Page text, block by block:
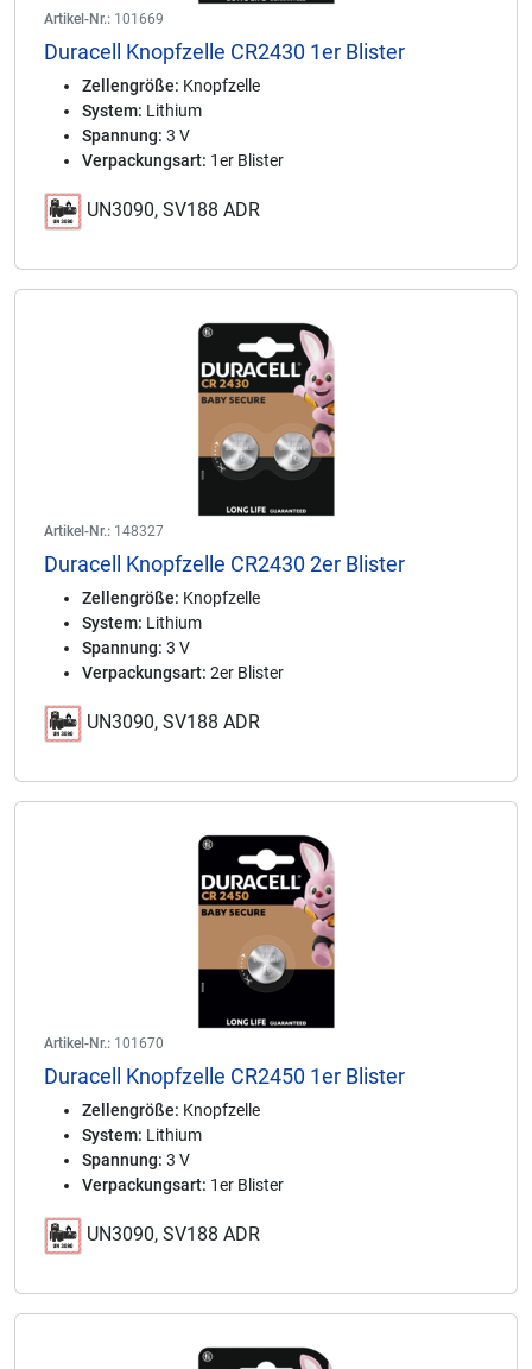
Artikel-Nr.: 101669
Duracell Knopfzelle CR2430 1er Blister
Zellengröße: Knopfzelle
System: Lithium
Spannung: 3 V
Verpackungsart: 1er Blister
UN3090, SV188 ADR
Artikel-Nr.: 148327
Duracell Knopfzelle CR2430 2er Blister
Zellengröße: Knopfzelle
System: Lithium
Spannung: 3 V
Verpackungsart: 2er Blister
UN3090, SV188 ADR
Artikel-Nr.: 101670
Duracell Knopfzelle CR2450 1er Blister
Zellengröße: Knopfzelle
System: Lithium
Spannung: 3 V
Verpackungsart: 1er Blister
UN3090, SV188 ADR